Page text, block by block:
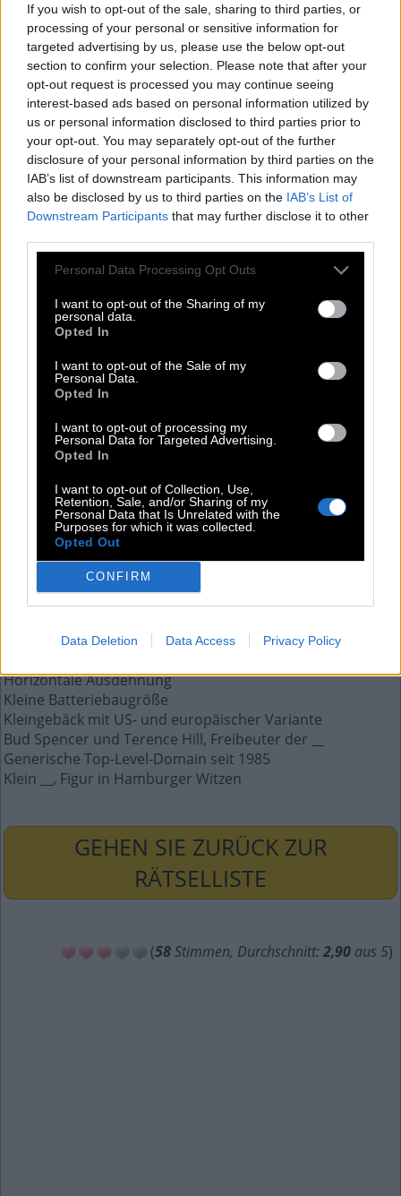
If you wish to opt-out of the sale, sharing to third parties, or
processing of your personal or sensitive information for
targeted advertising by us, please use the below opt-out
section to confirm your selection. Please note that after your
opt-out request is processed you may continue seeing
interest-based ads based on personal information utilized by
us or personal information disclosed to third parties prior to
your opt-out. You may separately opt-out of the further
disclosure of your personal information by third parties on the
IAB’s list of downstream participants. This information may
also be disclosed by us to third parties on the IAB’s List of
Downstream Participants that may further disclose it to other
Personal Data Processing Opt Outs
I want to opt-out of the Sharing of my
personal data.
Opted In
I want to opt-out of the Sale of my
Personal Data.
Opted In
I want to opt-out of processing my
Personal Data for Targeted Advertising.
Opted In
I want to opt-out of Collection, Use,
Retention, Sale, and/or Sharing of my
Personal Data that Is Unrelated with the
Purposes for which it was collected.
Opted Out
CONFIRM
Data Deletion Data Access Privacy Policy
Sudoku und Tangle. All diese unglaublichen Spiele sind
Teil dieser App. Mit diesen Puzzlespielen können Sie
Freunde herausfordern, die Antworten erraten, die
Rechtschreibung verbessern und sie schlagen. Entwickelt
von Fanatee, Inc, bekannt für seine besten Puzzle-
Wortspiele im Android- und Apple-Store.
Zugriff auf Hunderte von Rätseln direkt auf Ihrem
Android-Gerät. Spielen oder wiederholen Sie Ihre
Kreuzworträtsel, wann und wo Sie möchten! Trainieren Sie
Ihr Gehirn und lösen Sie jeden Tag brillante
Kreuzworträtsel! Erweitern Sie Ihren Wortschatz und Ihr
Kreuzworträtsel-Lösen und haben Sie jede Menge Spaß –
und das alles kostenlos! Diese Seite enthält Antworten auf
Horizontale Ausdehnung
Die Antwort auf diese Frage:
R E I T E
Kleiderschnitt, oben enger, unten weiter
Unhöfliches Fragewort zum Nachfragen
Frau, die gegen Entgelt ein fremdes Kind stillt
Pflanzlicher Dachbelag, auch Rohr genannt
Kürzel des Flughafens von Frankfurt am Main
1961er Filmkomödie, Die Abenteuer des __ Bobby
Verändert sich nichts, bleibt alles bei diesem
Horizontale Ausdehnung
Kleine Batteriebaugröße
Kleingebäck mit US- und europäischer Variante
Bud Spencer und Terence Hill, Freibeuter der __
Generische Top-Level-Domain seit 1985
Klein __, Figur in Hamburger Witzen
GEHEN SIE ZURÜCK ZUR
RÄTSELLISTE
(58Stimmen, Durchschnitt: 2,90 aus 5)